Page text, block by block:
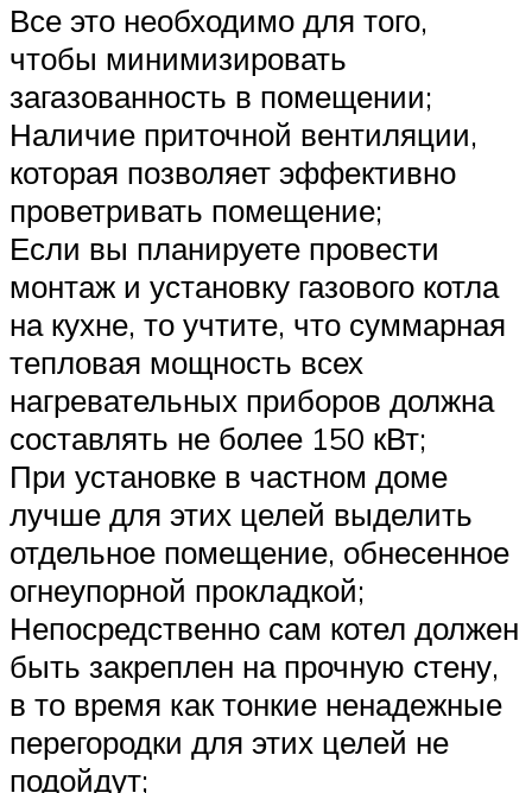
Все это необходимо для того,
чтобы минимизировать
загазованность в помещении;
Наличие приточной вентиляции,
которая позволяет эффективно
проветривать помещение;
Если вы планируете провести
монтаж и установку газового котла
на кухне, то учтите, что суммарная
тепловая мощность всех
нагревательных приборов должна
составлять не более 150 кВт;
При установке в частном доме
лучше для этих целей выделить
отдельное помещение, обнесенное
огнеупорной прокладкой;
Непосредственно сам котел должен
быть закреплен на прочную стену,
в то время как тонкие ненадежные
перегородки для этих целей не
подойдут;